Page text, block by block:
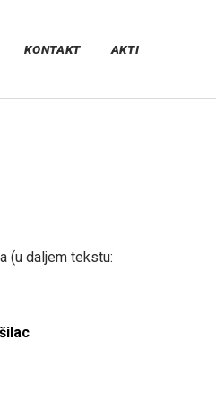
KONTAKT AKTI
(u daljem tekstu: